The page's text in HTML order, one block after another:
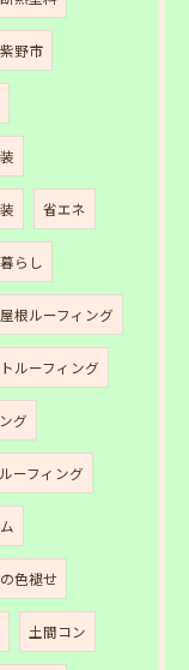
野市
省エネ
らし
屋根ルーフィング
ルーフィング
グ
ルーフィング
色褪せ
土間コン